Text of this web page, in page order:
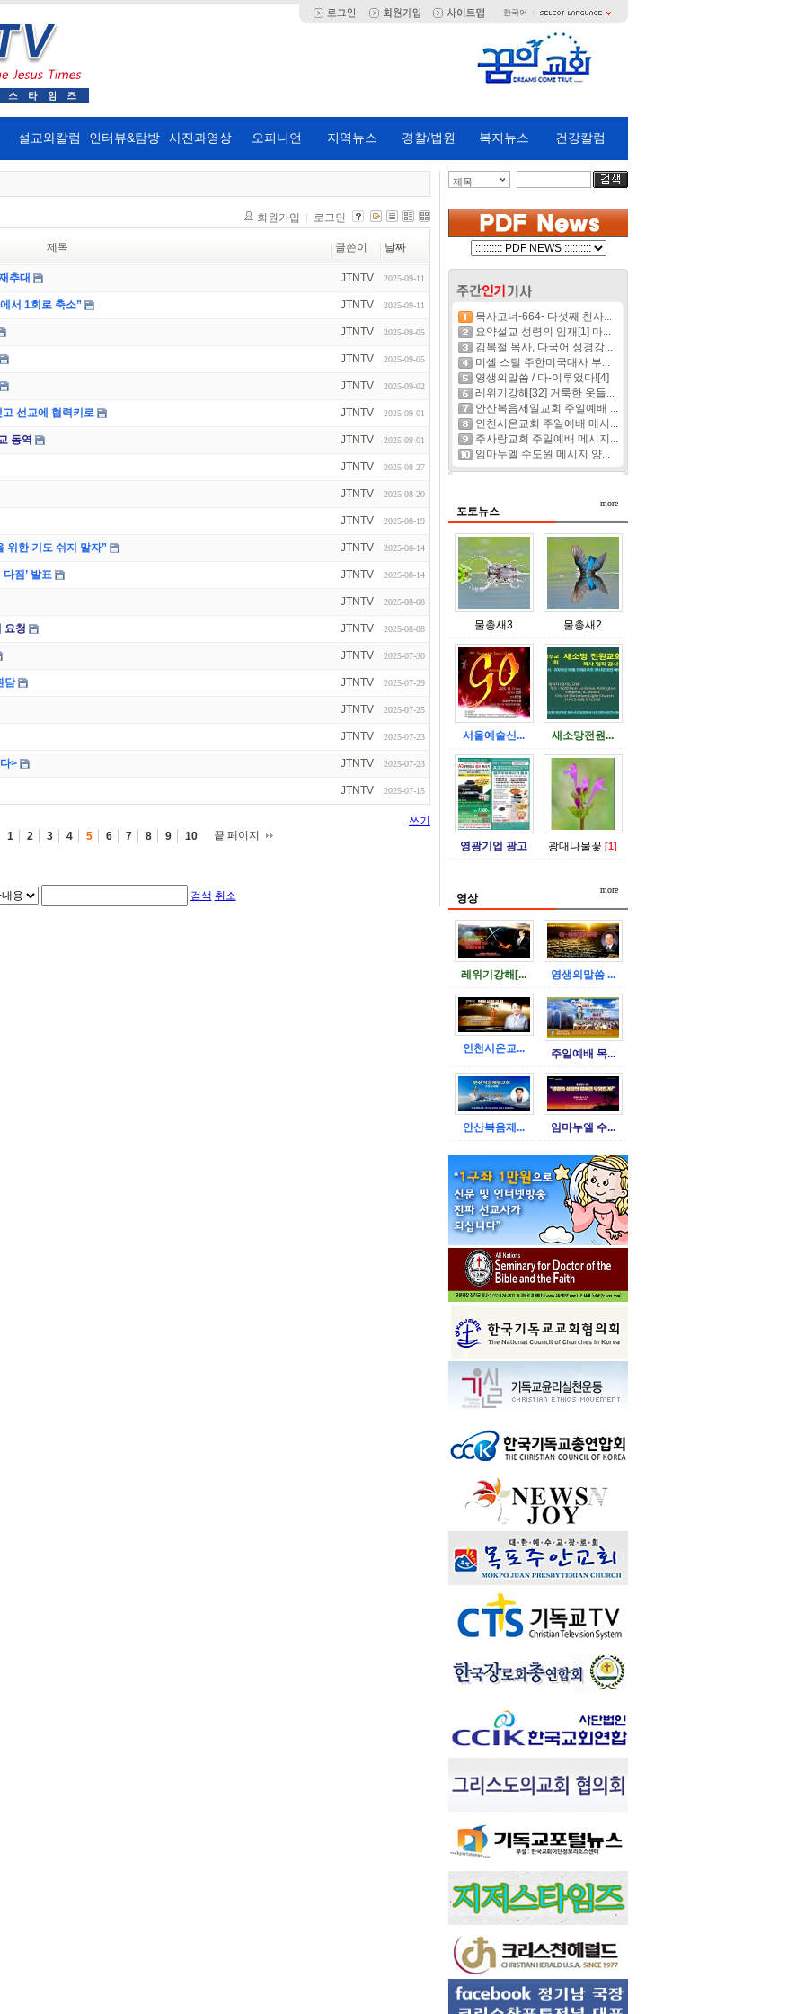
한국어
설교와칼럼 인터뷰&탐방 사진과영상 오피니언 지역뉴스 경찰/법원 복지뉴스 건강칼럼
회원가입 로그인
제목 글쓴이 날짜
추대 JTNTV 2025-09-11
서 1회로 축소” JTNTV 2025-09-11
JTNTV 2025-09-05
JTNTV 2025-09-05
JTNTV 2025-09-02
선교에 협력키로 JTNTV 2025-09-01
동역 JTNTV 2025-09-01
JTNTV 2025-08-27
JTNTV 2025-08-20
JTNTV 2025-08-19
위한 기도 쉬지 말자” JTNTV 2025-08-14
짐’ 발표 JTNTV 2025-08-14
JTNTV 2025-08-08
요청 JTNTV 2025-08-08
JTNTV 2025-07-30
담 JTNTV 2025-07-29
JTNTV 2025-07-25
JTNTV 2025-07-23
> JTNTV 2025-07-23
JTNTV 2025-07-15
쓰기
1 2 3 4 5 6 7 8 9 10 끝 페이지
검색 취소
제목
목사코너-664- 다섯째 천사...
요약설교 성령의 임재[1] 마...
김복철 목사, 다국어 성경강...
미셸 스틸 주한미국대사 부...
영생의말씀 / 다-이루었다![4]
레위기강해[32] 거룩한 옷들...
안산복음제일교회 주일예배 ...
인천시온교회 주일예배 메시...
주사랑교회 주일예배 메시지...
임마누엘 수도원 메시지 양...
포토뉴스
물총새3 물총새2
서울예술신... 새소망전원...
영광기업 광고 광대나물꽃 [1]
more
영상
레위기강해[... 영생의말씀 ...
인천시온교... 주일예배 목...
안산복음제... 임마누엘 수...
more